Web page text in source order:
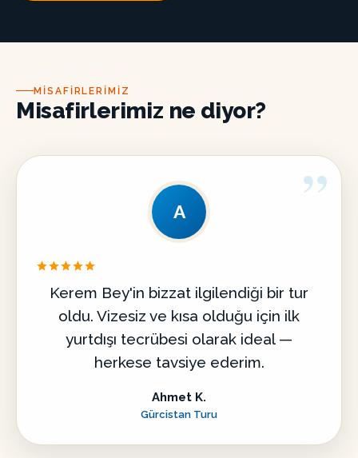
MISAFIRLERIMIZ
Misafirlerimiz ne diyor?
”
A
Kerem Bey'in bizzat ilgilendiği bir tur
oldu. Vizesiz ve kısa olduğu için ilk
yurtdışı tecrübesi olarak ideal —
herkese tavsiye ederim.
Ahmet K.
Gürcistan Turu